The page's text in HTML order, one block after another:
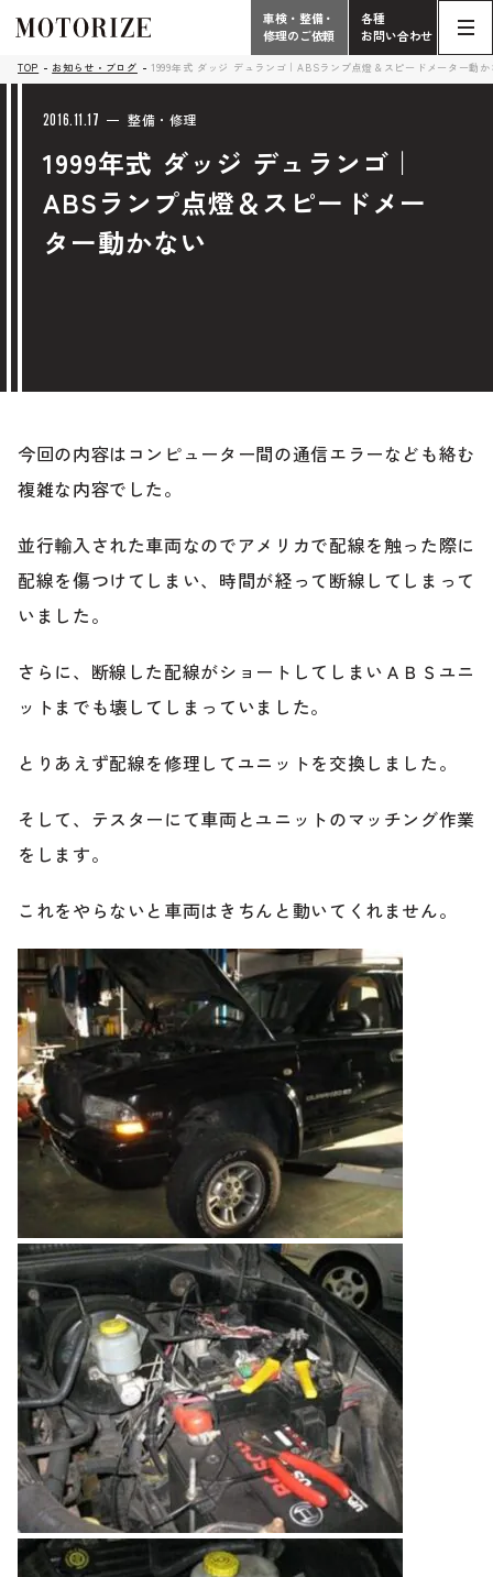
こだわり
輸入車買取査定依頼
中古車探しのご依頼/その他
ブランド紹介
ブログ
お客様の声
ケータハム岐阜
プライバシーポリシー
Phone
電話受付時間 10:00 - 18:30（月曜定休）
058-247-7733
058-247-8001
Contact Form
24時間受付対応の
お問い合わせフォームはこちら
その他のお問い合わせ
電話・メールなどのご連絡方法意外にも、オンラインで
のご相談も可能です。
お問い合わせフォームにて、オンラインでのご連絡をご
希望ください。
Contact
車検・整備・
修理のご依頼
各種
お問い合わせ
TOP お知らせ・ブログ 1999年式 ダッジ デュランゴ｜ABSランプ点燈＆スピードメーター動か
2016.11.17 整備・修理
1999年式 ダッジ デュランゴ｜
ABSランプ点燈＆スピードメー
ター動かない
今回の内容はコンピューター間の通信エラーなども絡む
複雑な内容でした。
並行輸入された車両なのでアメリカで配線を触った際に
配線を傷つけてしまい、時間が経って断線してしまって
いました。
さらに、断線した配線がショートしてしまいＡＢＳユニ
ットまでも壊してしまっていました。
とりあえず配線を修理してユニットを交換しました。
そして、テスターにて車両とユニットのマッチング作業
をします。
これをやらないと車両はきちんと動いてくれません。